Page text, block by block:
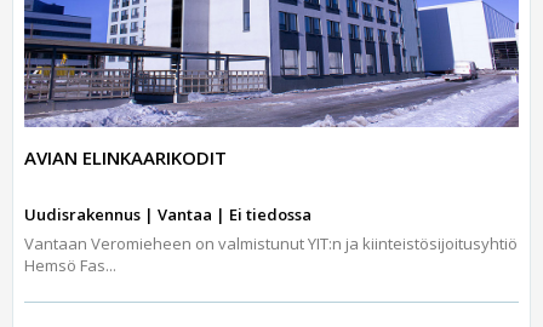
AVIAN ELINKAARIKODIT
Uudisrakennus | Vantaa | Ei tiedossa
Vantaan Veromieheen on valmistunut YIT:n ja kiinteistösijoitusyhtiö
Hemsö Fas...